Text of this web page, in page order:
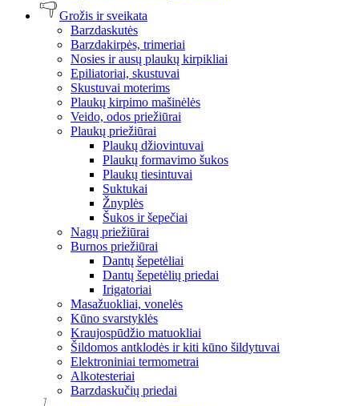
Grožis ir sveikata
Barzdaskutės
Barzdakirpės, trimeriai
Nosies ir ausų plaukų kirpikliai
Epiliatoriai, skustuvai
Skustuvai moterims
Plaukų kirpimo mašinėlės
Veido, odos priežiūrai
Plaukų priežiūrai
Plaukų džiovintuvai
Plaukų formavimo šukos
Plaukų tiesintuvai
Suktukai
Žnyplės
Šukos ir šepečiai
Nagų priežiūrai
Burnos priežiūrai
Dantų šepetėliai
Dantų šepetėlių priedai
Irigatoriai
Masažuokliai, vonelės
Kūno svarstyklės
Kraujospūdžio matuokliai
Šildomos antklodės ir kiti kūno šildytuvai
Elektroniniai termometrai
Alkotesteriai
Barzdaskučių priedai